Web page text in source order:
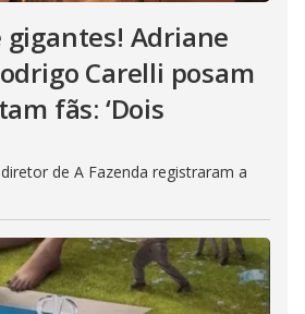
gigantes! Adriane
Carelli posam
fãs: ‘Dois
de A Fazenda registraram a